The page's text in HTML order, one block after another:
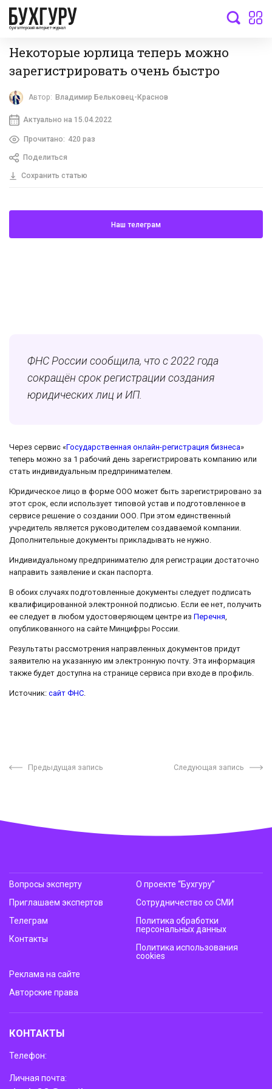
бухгалтерский интернет-журнал
Некоторые юрлица теперь можно
зарегистрировать очень быстро
Автор: Владимир Бельковец-Краснов
Актуально на 15.04.2022
Прочитано: 420 раз
Поделиться
Сохранить статью
Наш телеграм
ФНС России сообщила, что с 2022 года
сокращён срок регистрации создания
юридических лиц и ИП.
Через сервис «Государственная онлайн-регистрация бизнеса»
теперь можно за 1 рабочий день зарегистрировать компанию или
стать индивидуальным предпринимателем.
Юридическое лицо в форме ООО может быть зарегистрировано за
этот срок, если использует типовой устав и подготовленное в
сервисе решение о создании ООО. При этом единственный
учредитель является руководителем создаваемой компании.
Дополнительные документы прикладывать не нужно.
Индивидуальному предпринимателю для регистрации достаточно
направить заявление и скан паспорта.
В обоих случаях подготовленные документы следует подписать
квалифицированной электронной подписью. Если ее нет, получить
ее следует в любом удостоверяющем центре из Перечня
опубликованного на сайте Минцифры России.
Результаты рассмотрения направленных документов придут
заявителю на указанную им электронную почту. Эта информация
также будет доступна на странице сервиса при входе в профиль.
Источник: сайт ФНС
Предыдущая запись Следующая запись
Вопросы эксперту
Приглашаем экспертов
Телеграм
Контакты
О проекте “Бухгуру”
Сотрудничество со СМИ
Политика обработки
персональных данных
Политика использования
cookies
Реклама на сайте
Авторские права
КОНТАКТЫ
Телефон:
Личная почта: